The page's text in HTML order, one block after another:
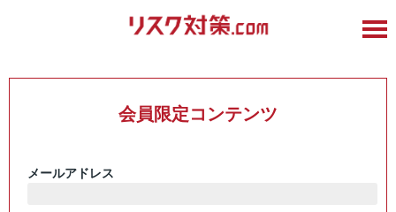
会員限定コンテンツ
メールアドレス